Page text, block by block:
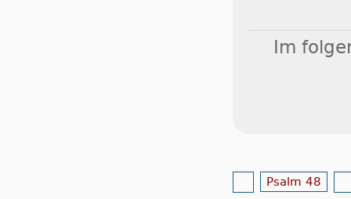
Im
Psalm 48